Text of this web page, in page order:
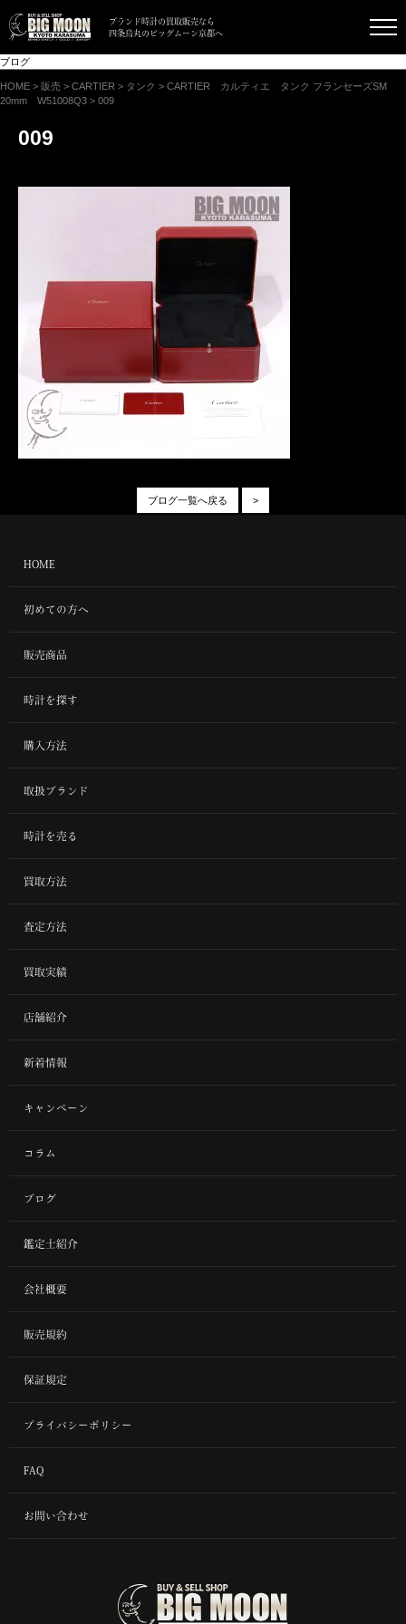
ブランド時計の買取販売なら
四条烏丸のビッグムーン京都へ
ブログ
HOME > 販売 > CARTIER > タンク > CARTIER カルティエ タンク フランセーズSM
20mm W51008Q3 > 009
009
>
ブログ一覧へ戻る
HOME
初めての方へ
販売商品
時計を探す
購入方法
取扱ブランド
時計を売る
買取方法
査定方法
買取実績
店舗紹介
新着情報
キャンペーン
コラム
ブログ
鑑定士紹介
会社概要
販売規約
保証規定
プライバシーポリシー
FAQ
お問い合わせ